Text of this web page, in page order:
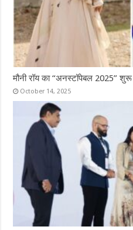
मौनी रॉय का “अनस्टॉपेबल 2025” शुरू
October 14, 2025